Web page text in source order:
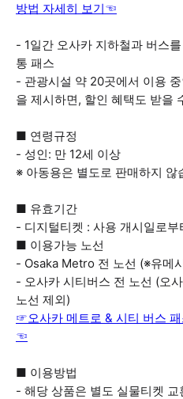
방법 자세히 보기☜
- 1일간 오사카 지하철과 버스
통 패스
- 관광시설 약 20곳에서 이용
을 제시하면, 할인 혜택도 받을
■ 연령규정
- 성인: 만 12세 이상
※ 아동용은 별도로 판매하지 않
■ 유효기간
- 디지털티켓 : 사용 개시일로부
■ 이용가능 노선
- Osaka Metro 전 노선 (※유메
- 오사카 시티버스 전 노선 (오
노선 제외)
☞오사카 메트로 & 시티 버스
☜
■ 이용방법
- 해당 상품은 별도 실물티켓